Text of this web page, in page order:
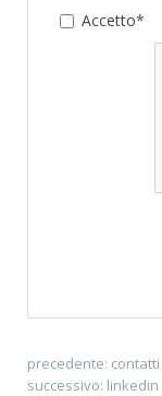
Accetto*
precedente: contatti
successivo: linkedin